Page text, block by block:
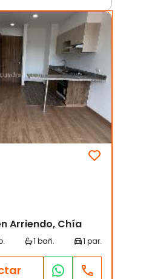
Arriendo, Chía